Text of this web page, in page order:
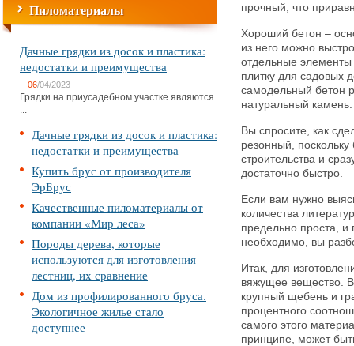
Пиломатериалы
Дачные грядки из досок и пластика:
недостатки и преимущества
06/04/2023
Грядки на приусадебном участке являются
...
Дачные грядки из досок и пластика:
недостатки и преимущества
Купить брус от производителя
ЭрБрус
Качественные пиломатериалы от
компании «Мир леса»
Породы дерева, которые
используются для изготовления
лестниц, их сравнение
Дом из профилированного бруса.
Экологичное жилье стало
доступнее
прочный, что
Хороший бетон –
из него можно
отдельные
плитку для
самодельный бетон
натуральный камень.
Вы спросите, как
резонный, поскольку
строительства и
достаточно быстро.
Если вам нужно
количества
предельно проста,
необходимо, вы
Итак, для
вяжущее вещество. В
крупный щебень и
процентного
самого этого
принципе, может